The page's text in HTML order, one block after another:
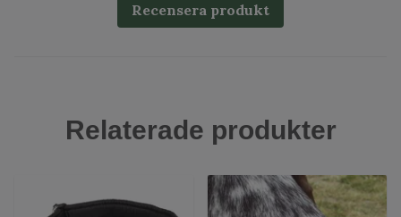
Recensera produkt
Relaterade produkter